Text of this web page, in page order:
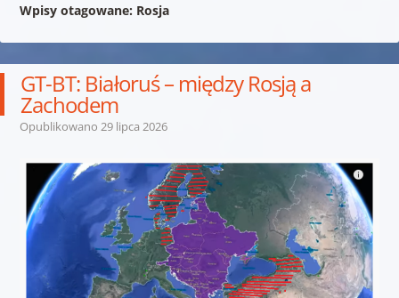
Wpisy otagowane: Rosja
GT-BT: Białoruś – między Rosją a
Zachodem
Opublikowano 29 lipca 2026